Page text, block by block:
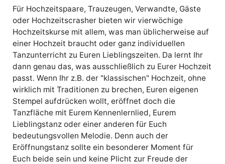
Für Hochzeitspaare, Trauzeugen, Verwandte, Gäste
oder Hochzeitscrasher bieten wir vierwöchige
Hochzeitskurse mit allem, was man üblicherweise auf
einer Hochzeit braucht oder ganz individuellen
Tanzunterricht zu Euren Lieblingszeiten. Da lernt Ihr
dann genau das, was ausschließlich zu Eurer Hochzeit
passt. Wenn Ihr z.B. der "klassischen" Hochzeit, ohne
wirklich mit Traditionen zu brechen, Euren eigenen
Stempel aufdrücken wollt, eröffnet doch die
Tanzfläche mit Eurem Kennenlernlied, Eurem
Lieblingstanz oder einer anderen für Euch
bedeutungsvollen Melodie. Denn auch der
Eröffnungstanz sollte ein besonderer Moment für
Euch beide sein und keine Plicht zur Freude der